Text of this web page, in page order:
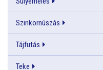
Szinkornúszás
Tájfutás
Teke